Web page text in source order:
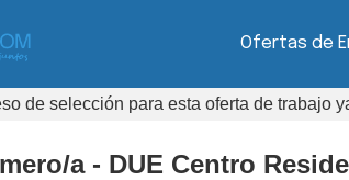
Ofertas de
de selección para esta oferta de trabajo
a - DUE Centro